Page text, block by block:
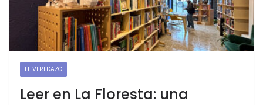
EL VEREDAZO
Leer en La Floresta: una